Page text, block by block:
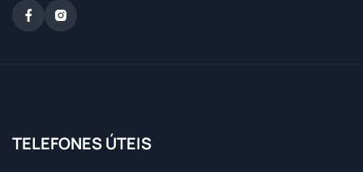
TELEFONES ÚTEIS